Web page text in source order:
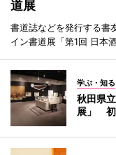
道展
書道誌などを発行する書
イン書道展「第1回 日本
学ぶ・知る
秋田県
展」